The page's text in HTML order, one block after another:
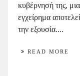
κυβέρνησή της,
εγχείρημα
την εξουσία....
READ MORE